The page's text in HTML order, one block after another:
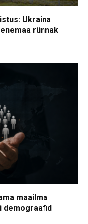
Ukraina
rünnak
maailma
demograafid